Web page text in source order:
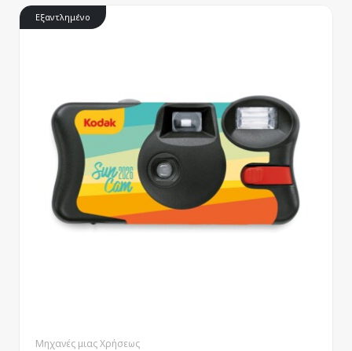
Εξαντλημένο
Μηχανές μιας Χρήσεως